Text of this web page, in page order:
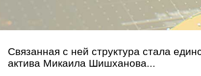
Связанная с ней структура стала
актива Микаила Шишханова...